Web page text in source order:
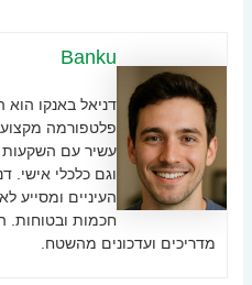
Banku
פלטפורמה
עשיר עם השקעות
וגם כלכלי אישי.
העיניים ומסייע
חכמות ובטוחות.
מדריכים ועדכונים מהשטח.